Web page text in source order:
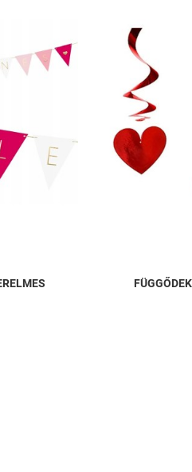
Hozzáadás a
Összehasonlítás
Gyors nézet